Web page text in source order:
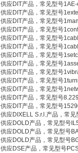
供应DIT产品，常见型号
供应DIT产品，常见型号
供应DIT产品，常见型号
供应DIT产品，常见型号
供应DIT产品，常见型号
供应DIT产品，常见型号
供应DIT产品，常见型号
供应DIT产品，常见型号
供应DIT产品，常见型号
供应DIT产品，常见型号
供应DIT产品，常见型号
供应DIT产品，常见型号
供应DIT产品，常见型号
供应DIXELL S.r.l.产品，常
供应DOLD产品，常见型号
供应DOLD产品，常见型号
供应DOLD产品，常见型号
供应DSE产品，常见型号